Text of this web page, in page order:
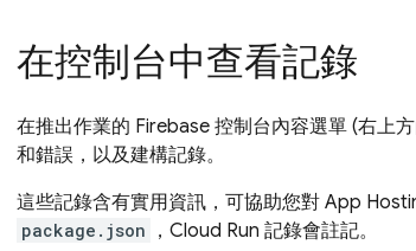
在控制台中查看記錄
在推出作業的 Firebase 控制台內容選單 (右上
和錯誤，以及建構記錄。
這些記錄含有實用資訊，可協助您對 App
package.json ， Cloud Run 記錄會註記。